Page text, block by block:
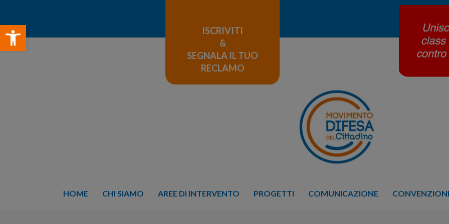
Open toolbar
ISCRIVITI
&
SEGNALA IL TUO
RECLAMO
HOME CHI SIAMO AREE DI INTERVENTO PROGETTI COMUNICAZIONE